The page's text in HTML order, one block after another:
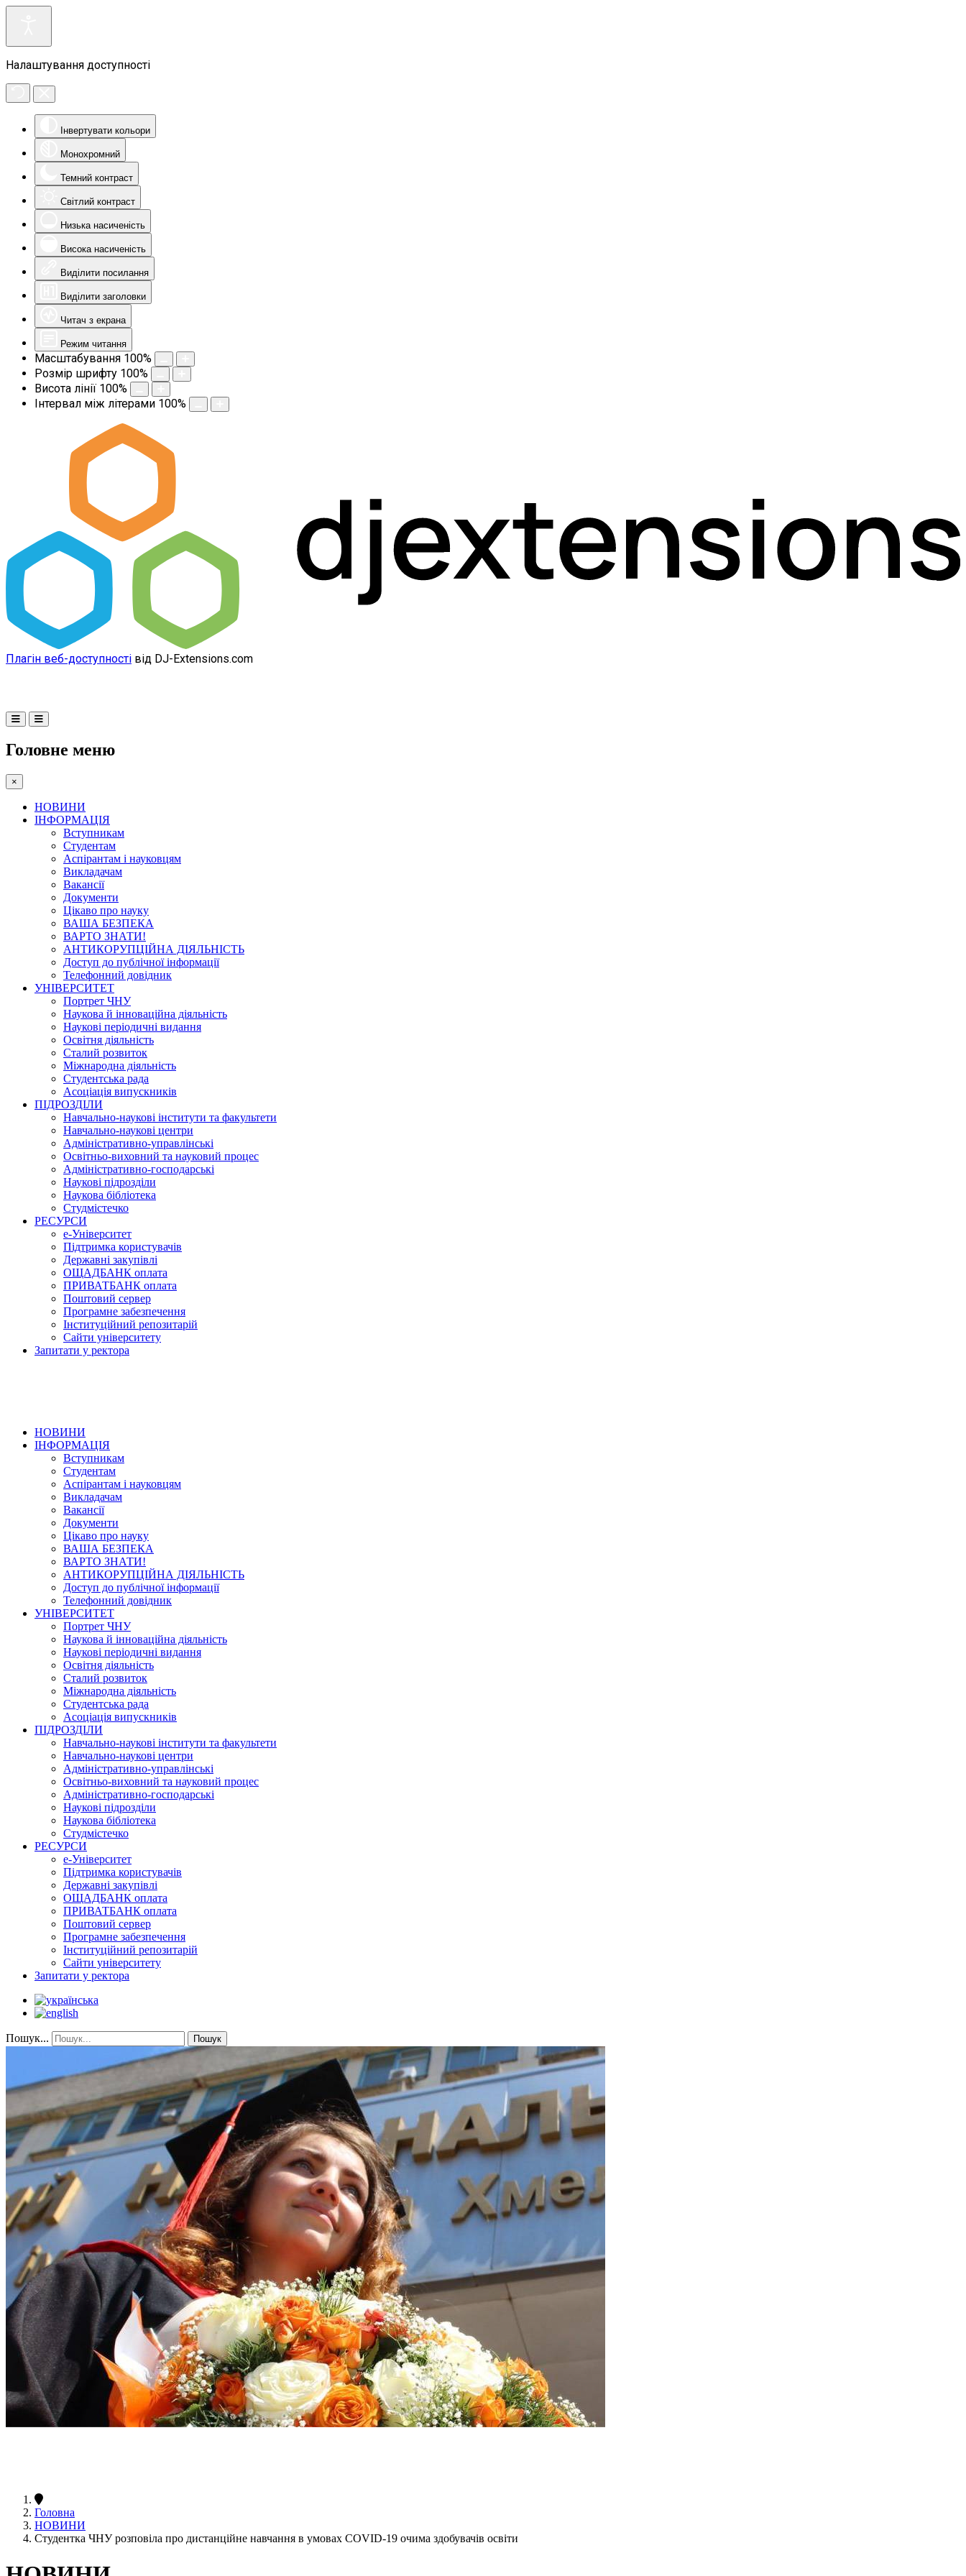
Налаштування доступності
Інвертувати кольори
Монохромний
Темний контраст
Світлий контраст
Низька насиченість
Висока насиченість
Виділити посилання
Виділити заголовки
Читач з екрана
Режим читання
Масштабування 100%
Розмір шрифту 100%
Висота лінії 100%
Інтервал між літерами 100%
Плагін веб-доступності від DJ-Extensions.com
Головне меню
×
НОВИНИ
ІНФОРМАЦІЯ
Вступникам
Студентам
Аспірантам і науковцям
Викладачам
Вакансії
Документи
Цікаво про науку
ВАША БЕЗПЕКА
ВАРТО ЗНАТИ!
АНТИКОРУПЦІЙНА ДІЯЛЬНІСТЬ
Доступ до публічної інформації
Телефонний довідник
УНІВЕРСИТЕТ
Портрет ЧНУ
Наукова й інноваційна діяльність
Наукові періодичні видання
Освітня діяльність
Сталий розвиток
Міжнародна діяльність
Студентська рада
Асоціація випускників
ПІДРОЗДІЛИ
Навчально-наукові інститути та факультети
Навчально-наукові центри
Адміністративно-управлінські
Освітньо-виховний та науковий процес
Адміністративно-господарські
Наукові підрозділи
Наукова бібліотека
Студмістечко
РЕСУРСИ
е-Університет
Підтримка користувачів
Державні закупівлі
ОЩАДБАНК оплата
ПРИВАТБАНК оплата
Поштовий сервер
Програмне забезпечення
Інституційний репозитарій
Сайти університету
Запитати у ректора
НОВИНИ
ІНФОРМАЦІЯ
Вступникам
Студентам
Аспірантам і науковцям
Викладачам
Вакансії
Документи
Цікаво про науку
ВАША БЕЗПЕКА
ВАРТО ЗНАТИ!
АНТИКОРУПЦІЙНА ДІЯЛЬНІСТЬ
Доступ до публічної інформації
Телефонний довідник
УНІВЕРСИТЕТ
Портрет ЧНУ
Наукова й інноваційна діяльність
Наукові періодичні видання
Освітня діяльність
Сталий розвиток
Міжнародна діяльність
Студентська рада
Асоціація випускників
ПІДРОЗДІЛИ
Навчально-наукові інститути та факультети
Навчально-наукові центри
Адміністративно-управлінські
Освітньо-виховний та науковий процес
Адміністративно-господарські
Наукові підрозділи
Наукова бібліотека
Студмістечко
РЕСУРСИ
е-Університет
Підтримка користувачів
Державні закупівлі
ОЩАДБАНК оплата
ПРИВАТБАНК оплата
Поштовий сервер
Програмне забезпечення
Інституційний репозитарій
Сайти університету
Запитати у ректора
Пошук... Пошук
Головна
НОВИНИ
Студентка ЧНУ розповіла про дистанційне навчання в умовах COVID-19 очима здобувачів освіти